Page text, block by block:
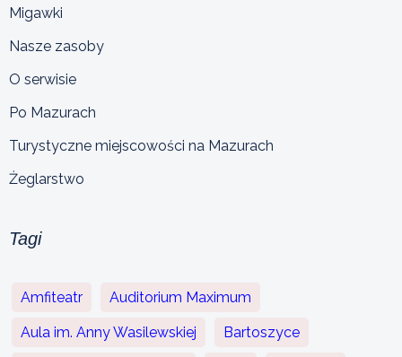
Migawki
Nasze zasoby
O serwisie
Po Mazurach
Turystyczne miejscowości na Mazurach
Żeglarstwo
Tagi
Amfiteatr Auditorium Maximum
Aula im. Anny Wasilewskiej Bartoszyce